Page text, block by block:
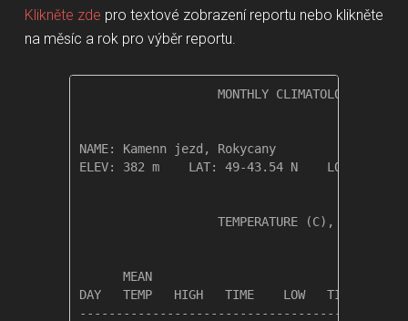
Klikněte zde pro textové zobrazení reportu nebo klikněte
na měsíc a rok pro výběr reportu.
MONTHLY CLIMATOLOGICAL
NAME: Kamenn jezd, Rokycany
ELEV: 382 m    LAT: 49-43.54 N    LONG: 013-
TEMPERATURE (C), RAIN
MEAN
DAY   TEMP   HIGH   TIME    LOW   TIME